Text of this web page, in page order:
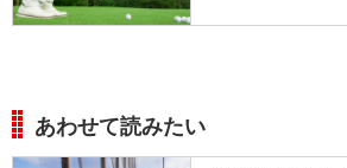
あわせて読みたい